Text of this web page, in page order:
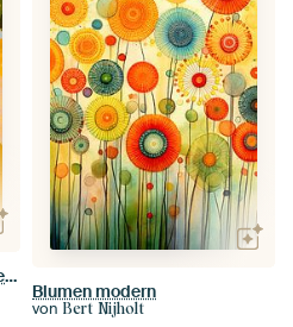
Obst Grapefruit Zitrusfrüchte Küche Dopamin-Dekor
Blumen modern
von Bert Nijholt